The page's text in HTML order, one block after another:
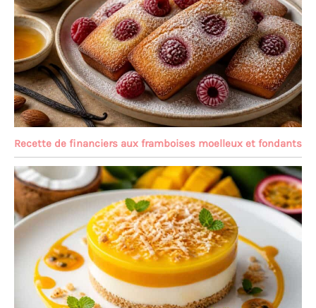
Recette de financiers aux framboises moelleux et fondants